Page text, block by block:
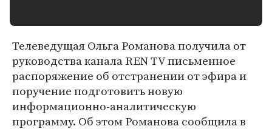
Телеведущая Ольга Романова получила от
руководства канала REN TV письменное
распоряжение об отстранении от эфира и
поручение подготовить новую
информационно-аналитическую
программу. Об этом Романова сообщила в